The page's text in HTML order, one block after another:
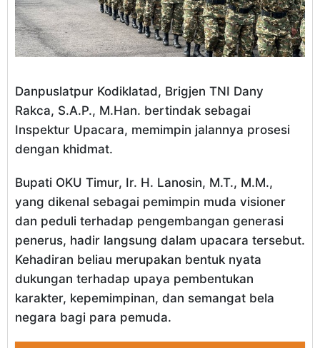
Danpuslatpur Kodiklatad, Brigjen TNI Dany
Rakca, S.A.P., M.Han. bertindak sebagai
Inspektur Upacara, memimpin jalannya prosesi
dengan khidmat.
Bupati OKU Timur, Ir. H. Lanosin, M.T., M.M.,
yang dikenal sebagai pemimpin muda visioner
dan peduli terhadap pengembangan generasi
penerus, hadir langsung dalam upacara tersebut.
Kehadiran beliau merupakan bentuk nyata
dukungan terhadap upaya pembentukan
karakter, kepemimpinan, dan semangat bela
negara bagi para pemuda.